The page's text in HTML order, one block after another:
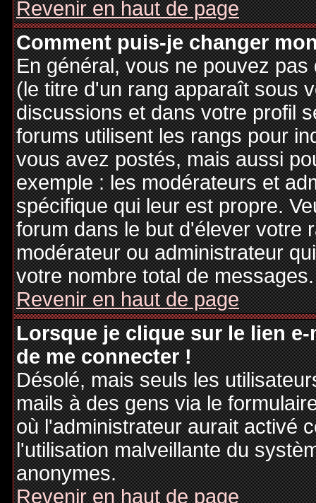
Revenir en haut de page
Comment puis-je changer
En général, vous ne pouvez
(le titre d'un rang apparaît sous
discussions et dans votre profil
forums utilisent les rangs pour
vous avez postés, mais aussi
exemple : les modérateurs et
spécifique qui leur est propre.
forum dans le but d'élever votre
modérateur ou administrateur
votre nombre total de messages.
Revenir en haut de page
Lorsque je clique sur le lien
de me connecter !
Désolé, mais seuls les
mails à des gens via le
où l'administrateur aurait activé
l'utilisation malveillante du
anonymes.
Revenir en haut de page